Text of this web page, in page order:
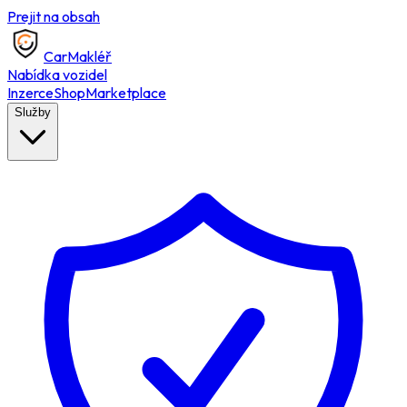
Prejit na obsah
CarMakléř
Nabídka vozidel
InzerceShopMarketplace
Služby